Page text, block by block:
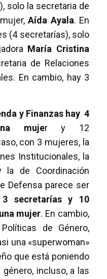
solo la secretaria de
Aída Ayala. En
(4 secretarías), solo
María Cristina
de Relaciones
En cambio, hay 3
y Finanzas hay 4
mujer y 12
con 3 mujeres, la
Institucionales, la
de Coordinación
Defensa parece ser
secretarías y 10
mujer. En cambio,
de Género,
una «superwoman»
que está poniendo
incluso, a las